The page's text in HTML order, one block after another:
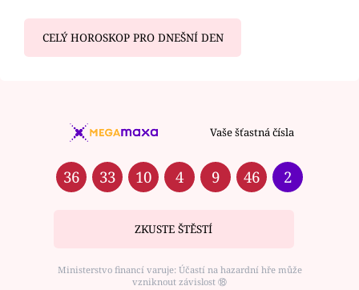
CELÝ HOROSKOP PRO DNEŠNÍ DEN
Vaše šťastná čísla
36 33 10 4 9 46 2
ZKUSTE ŠTĚSTÍ
Ministerstvo financí varuje: Účastí na hazardní hře může
vzniknout závislost ⑱